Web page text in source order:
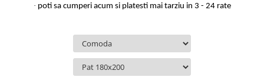
· poti sa cumperi acum si platesti mai tarziu in 3 - 24 rate